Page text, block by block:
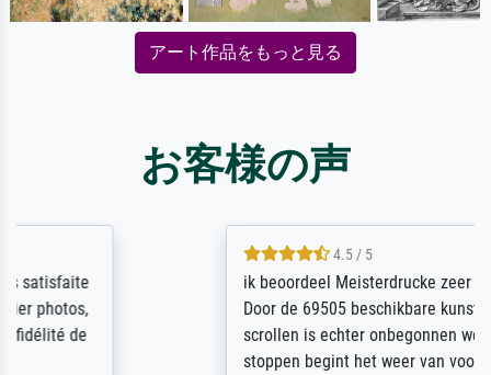
アート作品をもっと見る
お客様の声
ik beoordeel Meisterdrucke zeer positief.
Door de 69505 beschikbare kunstenaars
scrollen is echter onbegonnen werk (na
stoppen begint het weer van voor af aan).